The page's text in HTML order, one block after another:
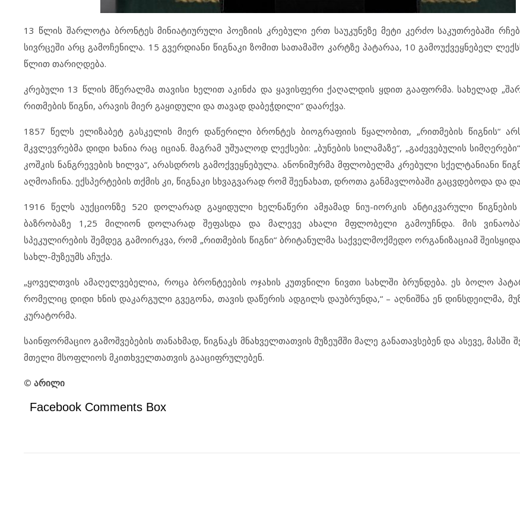
13 წლის შარლოტა ბრონტეს მინიატიურული პოეზიის კრებული ერთ საუკუნეზე მეტი კერძო საკუთრებაში
სივრცეში არც გამოჩენილა. 15 გვერდიანი წიგნაკი ზომით სათამაშო კარტზე პატარაა, 10 გამოუქვეყნებელ
წლით თარიღდება.
კრებული 13 წლის მწერალმა თავისი ხელით აკინძა და ყავისფერი ქაღალდის ყდით გააფორმა. სახელად
რითმების წიგნი, არავის მიერ გაყიდული და თავად დაბეჭდილი“ დაარქვა.
1857 წელს ელიზაბეტ გასკელის მიერ დაწერილი ბრონტეს ბიოგრაფიის წყალობით, „რითმების წიგნის“
მკვლევრებმა დიდი ხანია რაც იციან. მაგრამ უშუალოდ ლექსები: „ბუნების სილამაზე“, „გაძევებულის
კოშკის ნანგრევების ხილვა“, არასდროს გამოქვეყნებულა. ანონიმურმა მფლობელმა კრებული სქელტანიანი
აღმოაჩინა. ექსპერტების თქმის კი, წიგნაკი სხვაგვარად რომ შეენახათ, დროთა განმავლობაში გაცვდებოდა და
1916 წელს აუქციონზე 520 დოლარად გაყიდული ხელნაწერი ამჟამად ნიუ-იორკის ანტიკვარული
ბაზრობაზე 1,25 მილიონ დოლარად შეფასდა და მალევე ახალი მფლობელი გამოუჩნდა. მის
სპეკულირების შემდეგ გამოირკვა, რომ „რითმების წიგნი“ ბრიტანულმა საქველმოქმედო ორგანიზაციამ
სახლ-მუზეუმს აჩუქა.
„ყოველთვის ამაღელვებელია, როცა ბრონტეების ოჯახის კუთვნილი ნივთი სახლში ბრუნდება. ეს ბოლო
რომელიც დიდი ხნის დაკარგული გვეგონა, თავის დაწერის ადგილს დაუბრუნდა,“ – აღნიშნა ენ დინსდეილმა,
კურატორმა.
საინფორმაციო გამოშვებების თანახმად, წიგნაკს მნახველთათვის მუზეუმში მალე განათავსებენ და ასევე, მასში
მთელი მსოფლიოს მკითხველთათვის გააციფრულებენ.
© არილი
Facebook Comments Box